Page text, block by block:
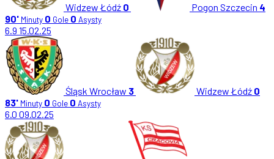
Widzew Łódź 0 Pogon Szczecin 4
90' Minuty 0 Gole 0 Asysty
6.9 15.02.25
Śląsk Wrocław 3 Widzew Łódź 0
83' Minuty 0 Gole 0 Asysty
6.0 09.02.25